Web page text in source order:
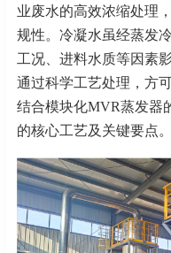
业废水的高效浓缩处理
规性。冷凝水虽经蒸发
工况、进料水质等因素
通过科学工艺处理，方
结合模块化MVR蒸发器
的核心工艺及关键要点。